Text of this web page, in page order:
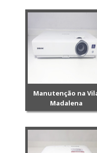
Manutenção na
Madalena